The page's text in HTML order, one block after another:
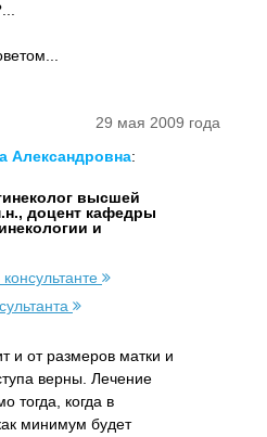
29 мая 2009 года
Александровна:
высшей
доцент кафедры
и
и от размеров матки и
верны. Лечение
тогда, когда в
минимум будет